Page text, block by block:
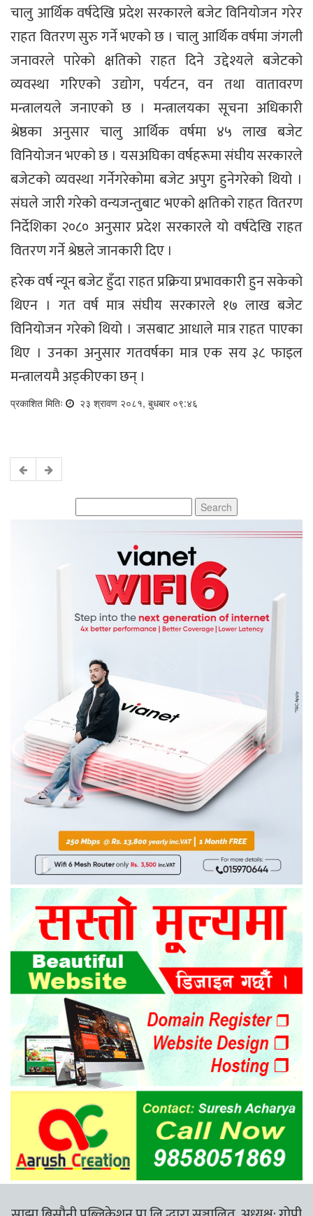
चालु आर्थिक वर्षदेखि प्रदेश सरकारले बजेट विनियोजन गरेर
राहत वितरण सुरु गर्ने भएको छ । चालु आर्थिक वर्षमा जंगली
जनावरले पारेको क्षतिको राहत दिने उद्देश्यले बजेटको
व्यवस्था गरिएको उद्योग, पर्यटन, वन तथा वातावरण
मन्त्रालयले जनाएको छ । मन्त्रालयका सूचना अधिकारी
श्रेष्ठका अनुसार चालु आर्थिक वर्षमा ४५ लाख बजेट
विनियोजन भएको छ । यसअघिका वर्षहरूमा संघीय सरकारले
बजेटको व्यवस्था गर्नेगरेकोमा बजेट अपुग हुनेगरेको थियो ।
संघले जारी गरेको वन्यजन्तुबाट भएको क्षतिको राहत वितरण
निर्देशिका २०८० अनुसार प्रदेश सरकारले यो वर्षदेखि राहत
वितरण गर्ने श्रेष्ठले जानकारी दिए ।
हरेक वर्ष न्यून बजेट हुँदा राहत प्रक्रिया प्रभावकारी हुन सकेको
थिएन । गत वर्ष मात्र संघीय सरकारले १७ लाख बजेट
विनियोजन गरेको थियो । जसबाट आधाले मात्र राहत पाएका
थिए । उनका अनुसार गतवर्षका मात्र एक सय ३८ फाइल
मन्त्रालयमै अड्कीएका छन् ।
प्रकाशित मितिः २३ श्रावण २०८१, बुधबार ०९:४६
for: